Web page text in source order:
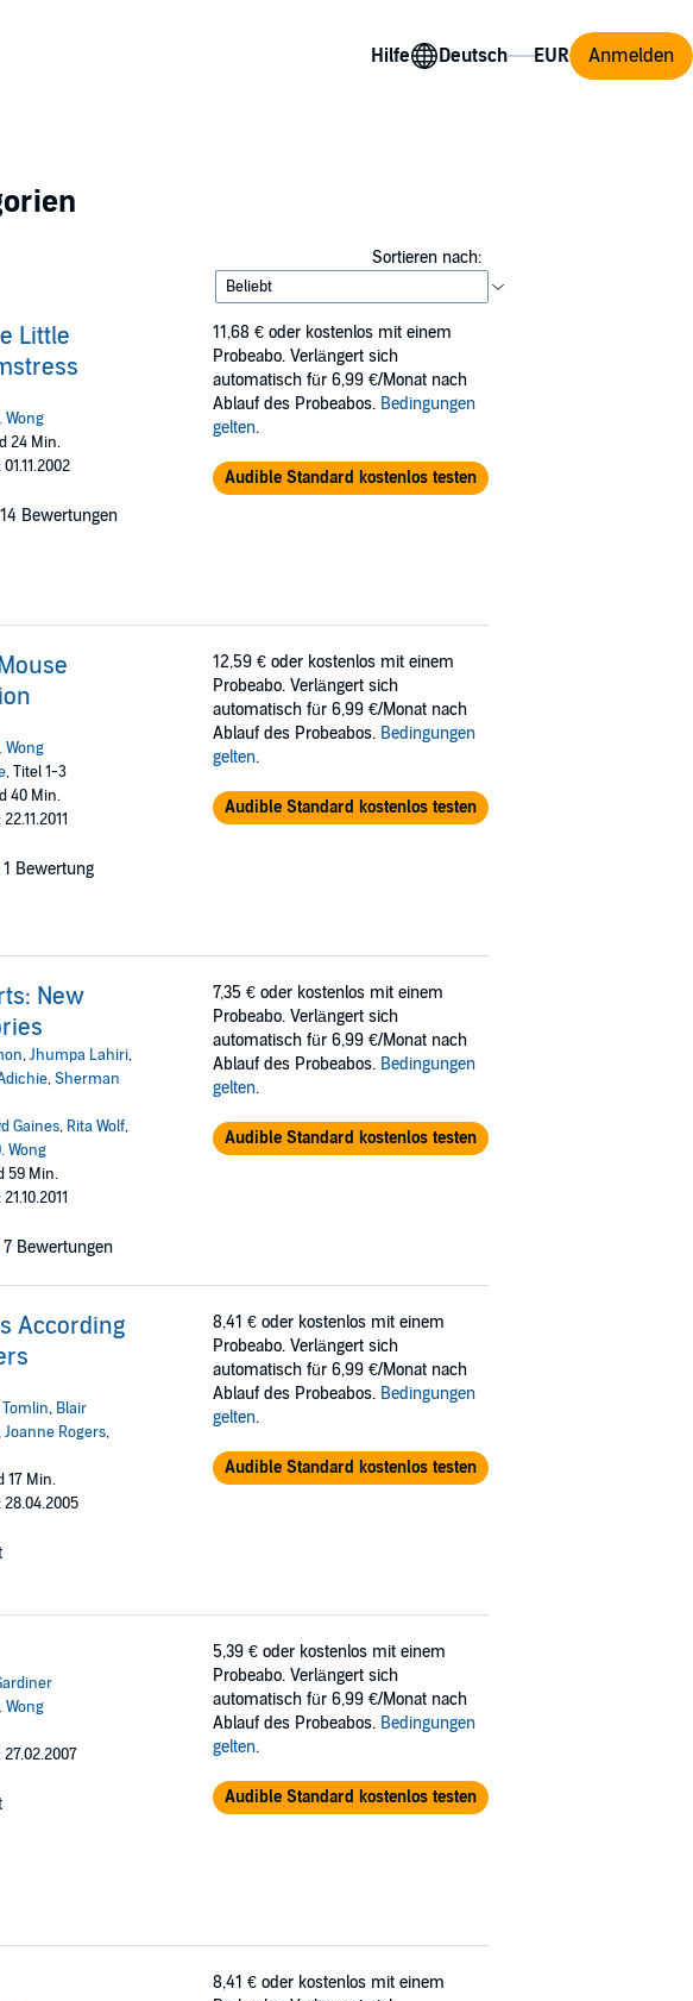
Hilfe Anmelden
Sortieren nach:
Little
Wong
24 Min.
14 Bewertungen
11,68 € oder kostenlos mit einem
Probeabo. Verlängert sich
automatisch für 6,99 €/Monat nach
Ablauf des Probeabos. Bedingungen
gelten.
Audible Standard kostenlos testen
Wong
, Titel 1-3
40 Min.
1 Bewertung
12,59 € oder kostenlos mit einem
Probeabo. Verlängert sich
automatisch für 6,99 €/Monat nach
Ablauf des Probeabos. Bedingungen
gelten.
Audible Standard kostenlos testen
New
,Jhumpa Lahiri,
,Sherman
Gaines, Rita Wolf,
Wong
59 Min.
7 Bewertungen
7,35 € oder kostenlos mit einem
Probeabo. Verlängert sich
automatisch für 6,99 €/Monat nach
Ablauf des Probeabos. Bedingungen
gelten.
Audible Standard kostenlos testen
According
Tomlin, Blair
Joanne Rogers,
17 Min.
8,41 € oder kostenlos mit einem
Probeabo. Verlängert sich
automatisch für 6,99 €/Monat nach
Ablauf des Probeabos. Bedingungen
gelten.
Audible Standard kostenlos testen
Wong
5,39 € oder kostenlos mit einem
Probeabo. Verlängert sich
automatisch für 6,99 €/Monat nach
Ablauf des Probeabos. Bedingungen
gelten.
Audible Standard kostenlos testen
8,41 € oder kostenlos mit einem